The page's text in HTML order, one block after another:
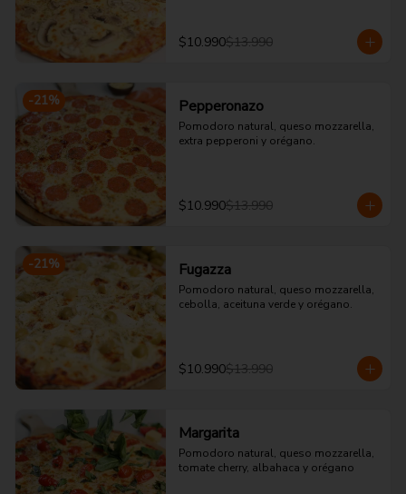
$10.990$13.990
-21% Pepperonazo
Pomodoro natural, queso mozzarella,
extra pepperoni y orégano.
$10.990$13.990
-21% Fugazza
Pomodoro natural, queso mozzarella,
cebolla, aceituna verde y orégano.
$10.990$13.990
Margarita
Pomodoro natural, queso mozzarella,
tomate cherry, albahaca y orégano